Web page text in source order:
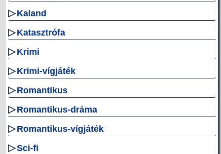
▷Kaland
▷Katasztrófa
▷Krimi
▷Krimi-vígjáték
▷Romantikus
▷Romantikus-dráma
▷Romantikus-vígjáték
▷Sci-fi